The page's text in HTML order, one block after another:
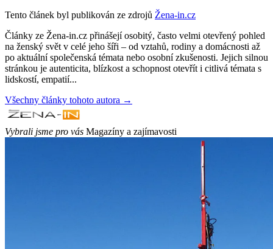
Tento článek byl publikován ze zdrojů Žena-in.cz
Články ze Žena-in.cz přinášejí osobitý, často velmi otevřený pohled
na ženský svět v celé jeho šíři – od vztahů, rodiny a domácnosti až
po aktuální společenská témata nebo osobní zkušenosti. Jejich silnou
stránkou je autenticita, blízkost a schopnost otevřít i citlivá témata s
lidskostí, empatií...
Všechny články tohoto autora →
Vybrali jsme pro vás Magazíny a zajímavosti